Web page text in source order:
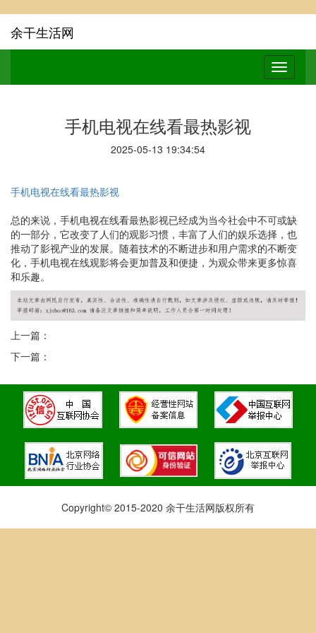
余干生活网
手机电视在线看最热影视
2025-05-13 19:34:54
手机电视在线看最热影视
总的来说，手机电视在线看最热影视已经成为当今社会中不可或缺
的一部分，它改变了人们的观影习惯，丰富了人们的娱乐选择，也
推动了影视产业的发展。随着技术的不断进步和用户需求的不断变
化，手机电视在线观影将会更加普及和便捷，为观众带来更多惊喜
和乐趣。
上一篇：
下一篇：
Copyright© 2015-2020 余干生活网版权所有